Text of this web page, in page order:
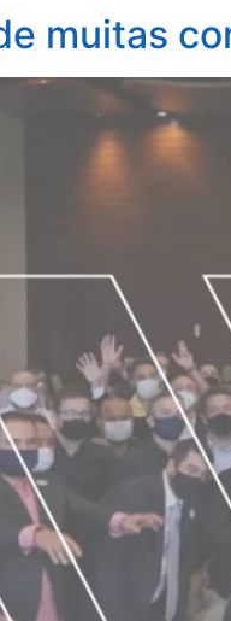
muitas